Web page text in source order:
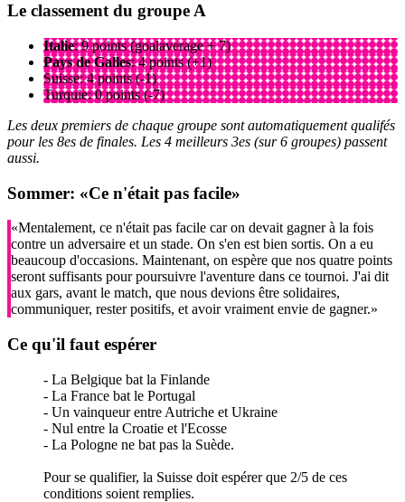
Le classement du groupe A
Italie: 9 points (goalaverage + 7)
Pays de Galles: 4 points (+1)
Suisse: 4 points (-1)
Turquie: 0 points (-7)
Les deux premiers de chaque groupe sont automatiquement qualifés
pour les 8es de finales. Les 4 meilleurs 3es (sur 6 groupes) passent
aussi.
Sommer: «Ce n'était pas facile»
«Mentalement, ce n'était pas facile car on devait gagner à la fois
contre un adversaire et un stade. On s'en est bien sortis. On a eu
beaucoup d'occasions. Maintenant, on espère que nos quatre points
seront suffisants pour poursuivre l'aventure dans ce tournoi. J'ai dit
aux gars, avant le match, que nous devions être solidaires,
communiquer, rester positifs, et avoir vraiment envie de gagner.»
Ce qu'il faut espérer
- La Belgique bat la Finlande
- La France bat le Portugal
- Un vainqueur entre Autriche et Ukraine
- Nul entre la Croatie et l'Ecosse
- La Pologne ne bat pas la Suède.
Pour se qualifier, la Suisse doit espérer que 2/5 de ces
conditions soient remplies.